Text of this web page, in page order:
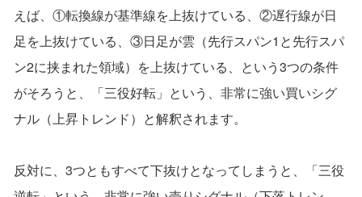
えば、①転換線が基準線を上抜けている、②遅行線が日
足を上抜けている、③日足が雲（先行スパン1と先行スパ
ン2に挟まれた領域）を上抜けている、という3つの条件
がそろうと、「三役好転」という、非常に強い買いシグ
ナル（上昇トレンド）と解釈されます。
反対に、3つともすべて下抜けとなってしまうと、「三役